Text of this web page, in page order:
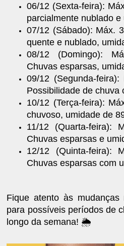
06/12 (Sexta-feira):
parcialmente nublado
07/12 (Sábado): Máx.
quente e nublado,
08/12 (Domingo):
Chuvas esparsas,
09/12 (Segunda-
Possibilidade de chuva
10/12 (Terça-feira):
chuvoso, umidade de
11/12 (Quarta-feira):
Chuvas esparsas e
12/12 (Quinta-feira):
Chuvas esparsas com
Fique atento às
para possíveis períodos de
longo da semana! 🌦️